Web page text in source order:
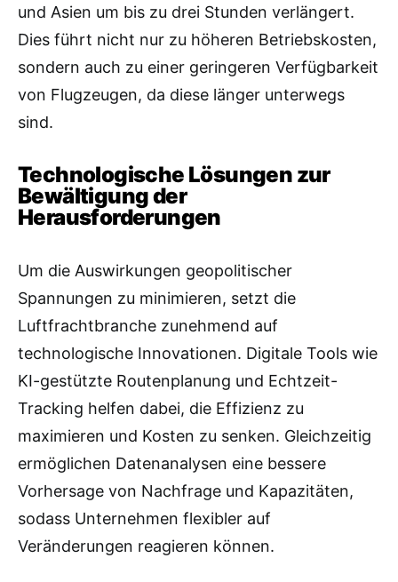
und Asien um bis zu drei Stunden verlängert.
Dies führt nicht nur zu höheren Betriebskosten,
sondern auch zu einer geringeren Verfügbarkeit
von Flugzeugen, da diese länger unterwegs
sind.
Technologische Lösungen zur
Bewältigung der
Herausforderungen
Um die Auswirkungen geopolitischer
Spannungen zu minimieren, setzt die
Luftfrachtbranche zunehmend auf
technologische Innovationen. Digitale Tools wie
KI-gestützte Routenplanung und Echtzeit-
Tracking helfen dabei, die Effizienz zu
maximieren und Kosten zu senken. Gleichzeitig
ermöglichen Datenanalysen eine bessere
Vorhersage von Nachfrage und Kapazitäten,
sodass Unternehmen flexibler auf
Veränderungen reagieren können.